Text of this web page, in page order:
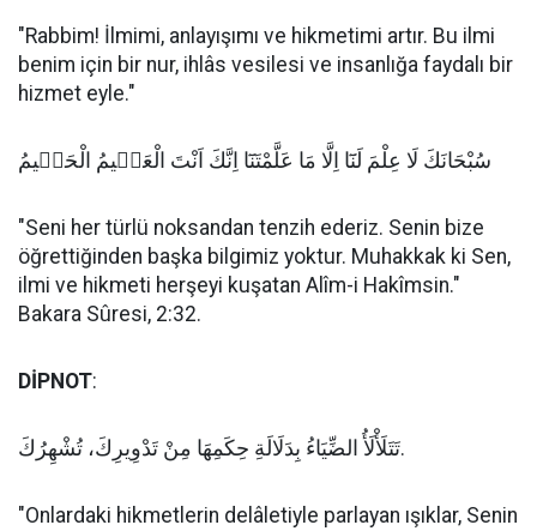
"Rabbim! İlmimi, anlayışımı ve hikmetimi artır. Bu ilmi
benim için bir nur, ihlâs vesilesi ve insanlığa faydalı bir
hizmet eyle."
سُبْحَانَكَ لَا عِلْمَ لَنَٓا اِلَّا مَا عَلَّمْتَنَٓا اِنَّكَ اَنْتَ الْعَلٖيمُ الْحَكٖيمُ
"Seni her türlü noksandan tenzih ederiz. Senin bize
öğrettiğinden başka bilgimiz yoktur. Muhakkak ki Sen,
ilmi ve hikmeti herşeyi kuşatan Alîm-i Hakîmsin."
Bakara Sûresi, 2:32.
DİPNOT:
تَتَلَأْلَأُ الضِّيَاءُ بِدَلَالَةِ حِكَمِهَا مِنْ تَدْوِيرِكَ، تُشْهِرُكَ.
"Onlardaki hikmetlerin delâletiyle parlayan ışıklar, Senin